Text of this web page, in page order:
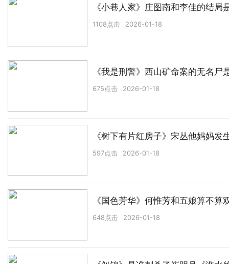
《小巷人家》庄图南和李佳的结
1108点击 2026-01-18
《我是刑警》西山矿命案的无名尸
675点击 2026-01-18
《树下有片红房子》宋丛他妈妈
597点击 2026-01-18
《国色芳华》何惟芳和五娘算不
648点击 2026-01-18